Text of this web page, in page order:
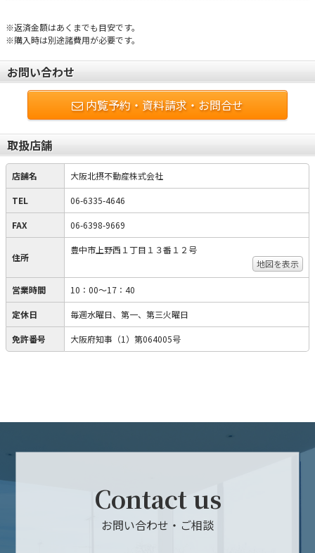
※返済金額はあくまでも目安です。
※購入時は別途諸費用が必要です。
お問い合わせ
内覧予約・資料請求・お問合せ
取扱店舗
店舗名 大阪北摂不動産株式会社
TEL 06-6335-4646
FAX 06-6398-9669
住所
豊中市上野西１丁目１３番１２号
地図を表示
営業時間 10：00～17：40
定休日 毎週水曜日、第一、第三火曜日
免許番号 大阪府知事（1）第064005号
Contact us
お問い合わせ・ご相談